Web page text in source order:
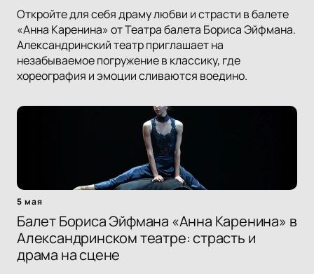
Откройте для себя драму любви и страсти в балете
«Анна Каренина» от Театра балета Бориса Эйфмана.
Александринский театр приглашает на
незабываемое погружение в классику, где
хореография и эмоции сливаются воедино.
5 мая
Балет Бориса Эйфмана «Анна Каренина» в
Александринском театре: страсть и
драма на сцене